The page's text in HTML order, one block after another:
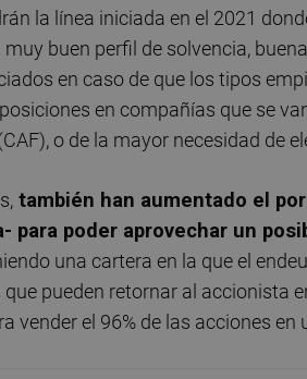
la línea iniciada en el 2021
muy buen perfil de solvencia,
en caso de que los tipos
en compañías que se
o de la mayor necesidad de
también han aumentado el
para poder aprovechar un
una cartera en la que el
pueden retornar al accionista
vender el 96% de las acciones en